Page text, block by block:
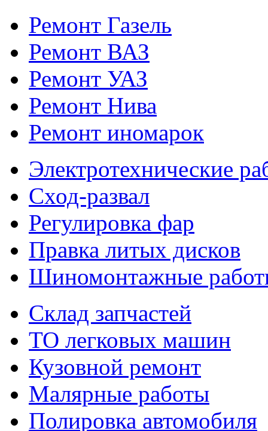
Ремонт Газель
Ремонт ВАЗ
Ремонт УАЗ
Ремонт Нива
Ремонт иномарок
Электротехнические
Сход-развал
Регулировка фар
Правка литых дисков
Шиномонтажные
Склад запчастей
ТО легковых машин
Кузовной ремонт
Малярные работы
Полировка автомобиля